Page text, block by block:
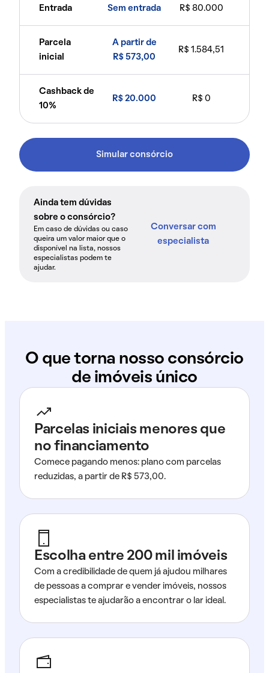
Entrada Sem entrada R$ 80.000
Parcela
inicial
A partir de
R$ 573,00
R$ 1.584,51
Cashback de
10%
R$ 20.000 R$ 0
Simular consórcio
Ainda tem dúvidas
sobre o consórcio?
Em caso de dúvidas ou caso
queira um valor maior que o
disponível na lista, nossos
especialistas podem te
ajudar.
Conversar com
especialista
O que torna nosso consórcio
de imóveis único
Parcelas iniciais menores que
no financiamento
Comece pagando menos: plano com parcelas
reduzidas, a partir de R$ 573,00.
Escolha entre 200 mil imóveis
Com a credibilidade de quem já ajudou milhares
de pessoas a comprar e vender imóveis, nossos
especialistas te ajudarão a encontrar o lar ideal.